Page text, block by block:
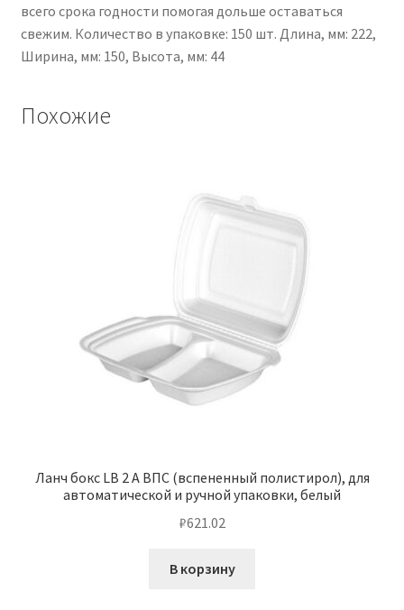
всего срока годности помогая дольше оставаться
свежим. Количество в упаковке: 150 шт. Длина, мм: 222,
Ширина, мм: 150, Высота, мм: 44
Похожие
Ланч бокс LB 2 А ВПС (вспененный полистирол), для
автоматической и ручной упаковки, белый
₽621.02
В корзину